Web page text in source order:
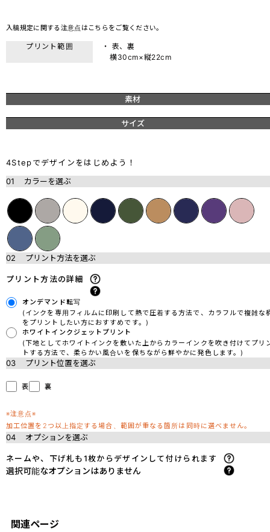
入稿規定に関する注意点は こちら をご覧ください。
プリント範囲
・ 表、裏
横30cm×縦22cm
素材
サイズ
4Stepでデザインをはじめよう！
01
カラーを選ぶ
02 プリント方法を選ぶ
プリント方法の詳細
オンデマンド転写
(インクを専用フィルムに印刷して熱で圧着する方法で、カラフルで複雑な
をプリントしたい方におすすめです。)
ホワイトインクジェットプリント
(下地としてホワイトインクを敷いた上からカラーインクを吹き付けてプリ
トする方法で、柔らかい風合いを保ちながら鮮やかに発色します。)
03 プリント位置を選ぶ
表 裏
※注意点※
加工位置を2つ以上指定する場合、範囲が重なる箇所は同時に選べません。
04 オプションを選ぶ
ネームや、下げ札も1枚からデザインして付けられます
選択可能なオプションはありません
関連ページ